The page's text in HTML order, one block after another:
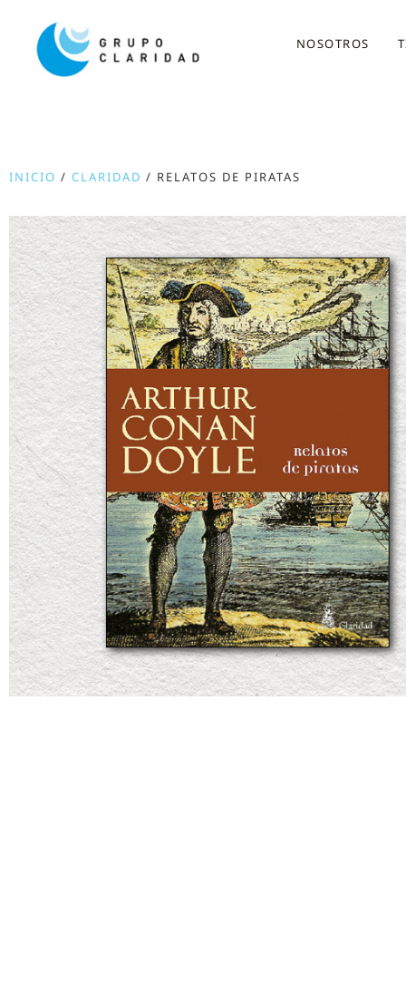
NOSOTROS
INICIO / CLARIDAD / RELATOS DE PIRATAS